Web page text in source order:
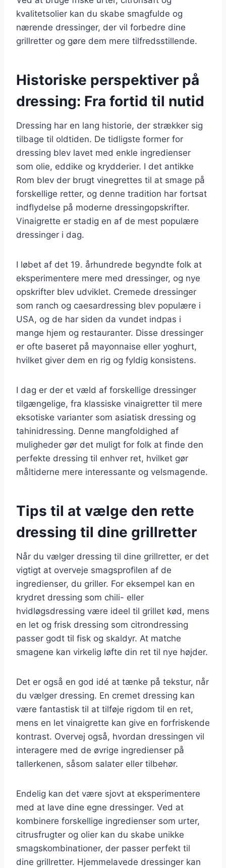
kvalitetsolier kan du skabe smagfulde og
nærende dressinger, der vil forbedre dine
grillretter og gøre dem mere tilfredsstillende.
Historiske perspektiver på
dressing: Fra fortid til nutid
Dressing har en lang historie, der strækker sig
tilbage til oldtiden. De tidligste former for
dressing blev lavet med enkle ingredienser
som olie, eddike og krydderier. I det antikke
Rom blev der brugt vinegrettes til at smage på
forskellige retter, og denne tradition har fortsat
indflydelse på moderne dressingopskrifter.
Vinaigrette er stadig en af de mest populære
dressinger i dag.
I løbet af det 19. århundrede begyndte folk at
eksperimentere mere med dressinger, og nye
opskrifter blev udviklet. Cremede dressinger
som ranch og caesardressing blev populære i
USA, og de har siden da vundet indpas i
mange hjem og restauranter. Disse dressinger
er ofte baseret på mayonnaise eller yoghurt,
hvilket giver dem en rig og fyldig konsistens.
I dag er der et væld af forskellige dressinger
tilgængelige, fra klassiske vinaigretter til mere
eksotiske varianter som asiatisk dressing og
tahinidressing. Denne mangfoldighed af
muligheder gør det muligt for folk at finde den
perfekte dressing til enhver ret, hvilket gør
måltiderne mere interessante og velsmagende.
Tips til at vælge den rette
dressing til dine grillretter
Når du vælger dressing til dine grillretter, er det
vigtigt at overveje smagsprofilen af de
ingredienser, du griller. For eksempel kan en
krydret dressing som chili- eller
hvidløgsdressing være ideel til grillet kød, mens
en let og frisk dressing som citrondressing
passer godt til fisk og skaldyr. At matche
smagene kan virkelig løfte din ret til nye højder.
Det er også en god idé at tænke på tekstur, når
du vælger dressing. En cremet dressing kan
være fantastisk til at tilføje rigdom til en ret,
mens en let vinaigrette kan give en forfriskende
kontrast. Overvej også, hvordan dressingen vil
interagere med de øvrige ingredienser på
tallerkenen, såsom salater eller tilbehør.
Endelig kan det være sjovt at eksperimentere
med at lave dine egne dressinger. Ved at
kombinere forskellige ingredienser som urter,
citrusfrugter og olier kan du skabe unikke
smagskombinationer, der passer perfekt til
dine grillretter. Hjemmelavede dressinger kan